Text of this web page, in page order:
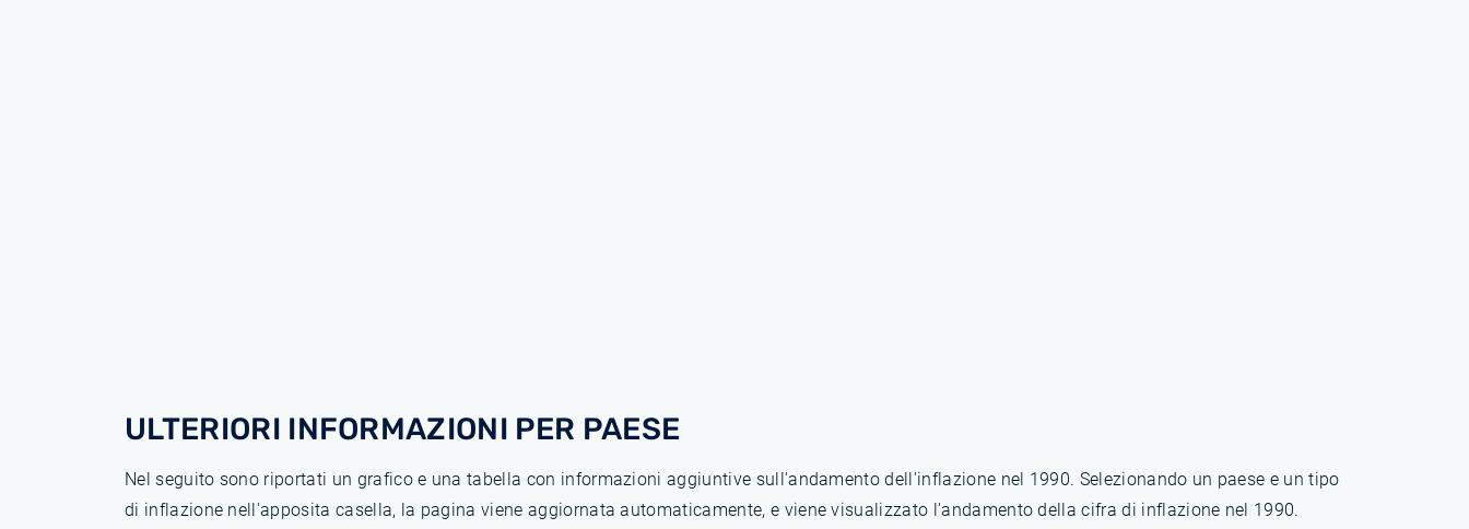
ULTERIORI INFORMAZIONI PER PAESE
Nel seguito sono riportati un grafico e una tabella con informazioni aggiuntive sull'andamento dell'inflazione nel 1990. Selezionando un paese e un tipo
di inflazione nell'apposita casella, la pagina viene aggiornata automaticamente, e viene visualizzato l'andamento della cifra di inflazione nel 1990.